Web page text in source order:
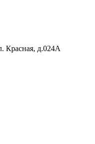
Красная, д.024А